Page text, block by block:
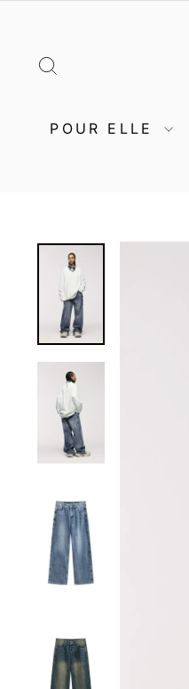
POUR ELLE